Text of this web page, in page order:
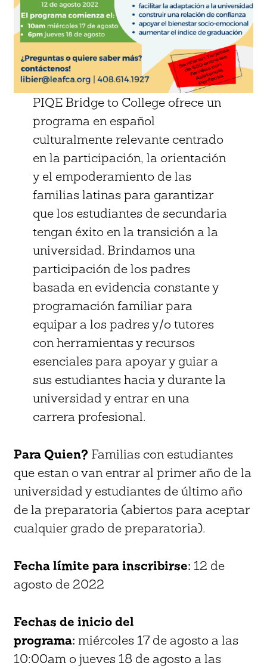
PIQE Bridge to College ofrece un
programa en español
culturalmente relevante centrado
en la participación, la orientación
y el empoderamiento de las
familias latinas para garantizar
que los estudiantes de secundaria
tengan éxito en la transición a la
universidad. Brindamos una
participación de los padres
basada en evidencia constante y
programación familiar para
equipar a los padres y/o tutores
con herramientas y recursos
esenciales para apoyar y guiar a
sus estudiantes hacia y durante la
universidad y entrar en una
carrera profesional.
Para Quien? Familias con estudiantes
que estan o van entrar al primer año de la
universidad y estudiantes de último año
de la preparatoria (abiertos para aceptar
cualquier grado de preparatoria).
Fecha límite para inscribirse: 12 de
agosto de 2022
Fechas de inicio del
programa: miércoles 17 de agosto a las
10:00am o jueves 18 de agosto a las